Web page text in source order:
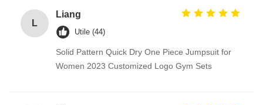
L
Liang
Utile (44)
Solid Pattern Quick Dry One Piece Jumpsuit for
Women 2023 Customized Logo Gym Sets